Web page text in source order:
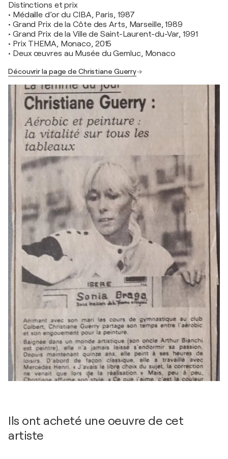
Distinctions et prix
• Médaille d’or du CIBA, Paris, 1987
• Grand Prix de la Côte des Arts, Marseille, 1989
• Grand Prix de la Ville de Saint-Laurent-du-Var, 1991
• Prix THEMA, Monaco, 2015
• Deux œuvres au Musée du Gemluc, Monaco
Découvrir la page de Christiane Guerry
Ils ont acheté une oeuvre de cet
artiste